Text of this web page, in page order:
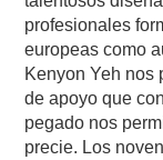
profesionales
europeas como
Kenyon Yeh nos
de apoyo que
pegado nos
precie. Los